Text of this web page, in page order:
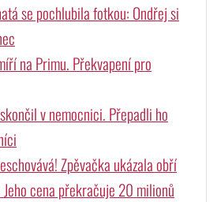
se pochlubila fotkou: Ondřej si
na Primu. Překvapení pro
v nemocnici. Přepadli ho
Zpěvačka ukázala obří
cena překračuje 20 milionů